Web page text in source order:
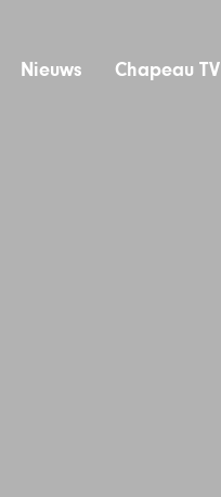
Nieuws Chapeau TV